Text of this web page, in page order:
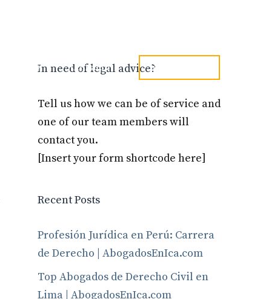
Blog Contacto tel. 973241254
In need of legal advice?
Tell us how we can be of service and
one of our team members will
contact you.
[Insert your form shortcode here]
Recent Posts
Profesión Jurídica en Perú: Carrera
de Derecho | AbogadosEnIca.com
Top Abogados de Derecho Civil en
Lima | AbogadosEnIca.com